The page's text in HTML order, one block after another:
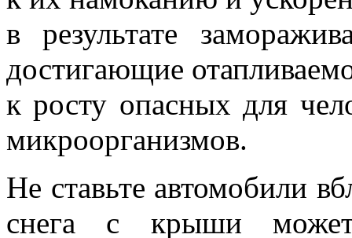
в результате
достигающие
к росту опасных для
микроорганизмов.
Не ставьте автомобили
снега с крыши